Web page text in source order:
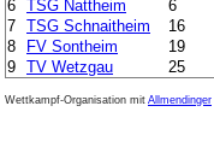
6 TSG Nattheim 6
7 TSG Schnaitheim 16
8
FV Sontheim 19
9 TV Wetzgau 25
Wettkampf-Organisation mit Allmendinger